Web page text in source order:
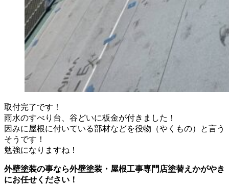
取付完了です！
雨水のすべり台、谷どいに板金が付きました！
因みに屋根に付いている部材などを役物（やくもの）と言う
そうです！
勉強になりますね！
外壁塗装の事なら外壁塗装・屋根工事専門店塗替えかがやき
にお任せください！